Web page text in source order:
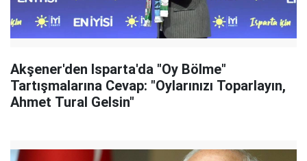
Akşener'den Isparta'da "Oy Bölme"
Tartışmalarına Cevap: "Oylarınızı Toparlayın,
Ahmet Tural Gelsin"